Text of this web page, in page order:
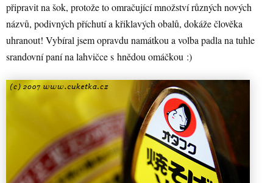
připravit na šok, protože to omračující množství různých nových
názvů, podivných příchutí a křiklavých obalů, dokáže člověka
uhranout! Vybíral jsem opravdu namátkou a volba padla na tuhle
srandovní paní na lahvičce s hnědou omáčkou :)